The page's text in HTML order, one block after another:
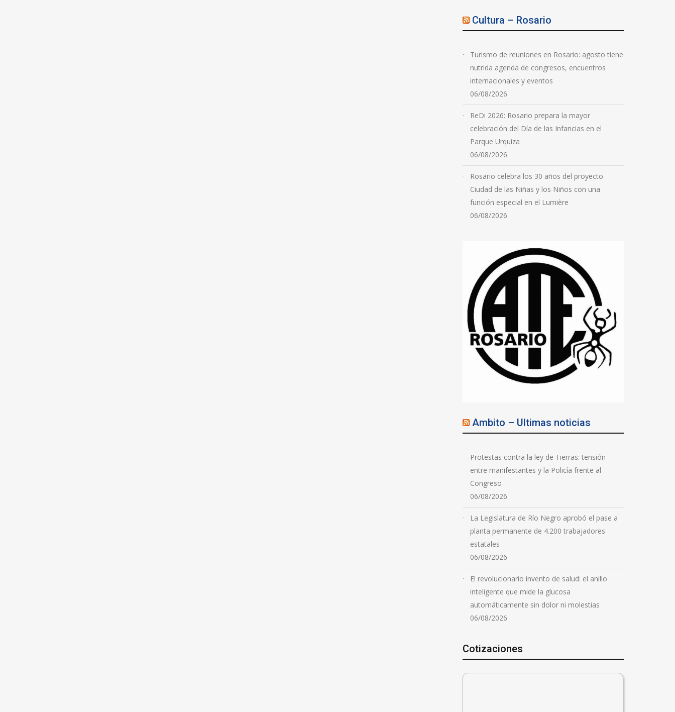
Cultura – Rosario
Turismo de reuniones en Rosario: agosto tiene
nutrida agenda de congresos, encuentros
internacionales y eventos
06/08/2026
ReDi 2026: Rosario prepara la mayor
celebración del Día de las Infancias en el
Parque Urquiza
06/08/2026
Rosario celebra los 30 años del proyecto
Ciudad de las Niñas y los Niños con una
función especial en el Lumière
06/08/2026
Ambito – Ultimas noticias
Protestas contra la ley de Tierras: tensión
entre manifestantes y la Policía frente al
Congreso
06/08/2026
La Legislatura de Río Negro aprobó el pase a
planta permanente de 4.200 trabajadores
estatales
06/08/2026
El revolucionario invento de salud: el anillo
inteligente que mide la glucosa
automáticamente sin dolor ni molestias
06/08/2026
Cotizaciones